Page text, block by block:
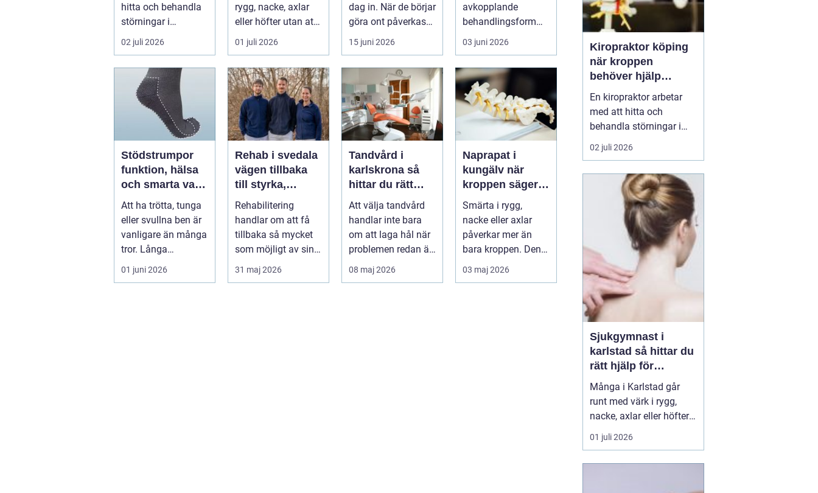
hitta och behandla
störningar i
kroppens leder,
muskler och
nervsyste...
02 juli 2026
rygg, nacke, axlar
eller höfter utan att
söka hjälp. Andra
har ...
01 juli 2026
dag in. När de börjar
göra ont påverkas
mer än bara stegen
sö...
15 juni 2026
avkopplande
behandlingsform
som förenar
klassisk massage
med energibas...
03 juni 2026
Stödstrumpor
funktion, hälsa
och smarta val i
vardagen
Att ha trötta, tunga
eller svullna ben är
vanligare än många
tror. Långa
arbetsdagar på
hårda golv, ...
01 juni 2026
Rehab i svedala
vägen tillbaka
till styrka,
balans och
vardag
Rehabilitering
handlar om att få
tillbaka så mycket
som möjligt av sin
funktion, energi och
trygghet...
31 maj 2026
Tandvård i
karlskrona så
hittar du rätt
klinik för
långsiktig
munhälsa
Att välja tandvård
handlar inte bara
om att laga hål när
problemen redan är
ett faktum. Det
handlar ...
08 maj 2026
Naprapat i
kungälv när
kroppen säger
ifrån
Smärta i rygg,
nacke eller axlar
påverkar mer än
bara kroppen. Den
tar energi,
koncentration och
03 maj 2026
Kiropraktor köping
när kroppen
behöver hjälp
tillbaka
En kiropraktor arbetar
med att hitta och
behandla störningar i
kroppens leder, muskler
och nervsystem. Målet
smärta, bättre rörlighet
och en vardag som
fungerar igen.
Kiropraktik passar
många som kämpar
med återkommande
ryggont...
02 juli 2026
Sjukgymnast i
karlstad så hittar du
rätt hjälp för
kroppen
Många i Karlstad går
runt med värk i rygg,
nacke, axlar eller höfter
utan att söka hjälp.
Andra har råkat ut för en
01 juli 2026